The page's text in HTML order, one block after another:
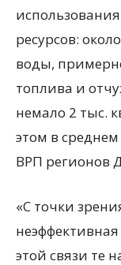
ресурсов:
воды,
топлива и
немало 2 тыс.
этом в
ВРП регионов
«С точки
этой связи те